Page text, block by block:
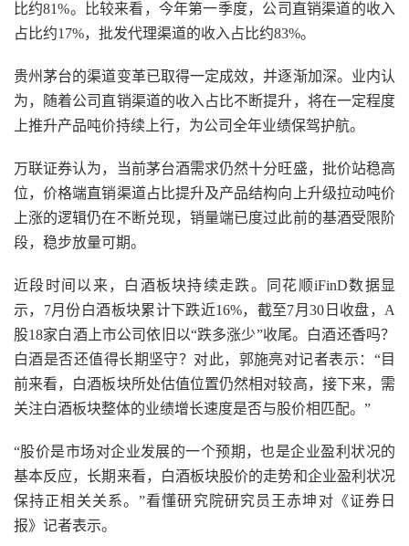
比约81%。比较来看，今年第一季度，公司直销渠道的收入
占比约17%，批发代理渠道的收入占比约83%。
贵州茅台的渠道变革已取得一定成效，并逐渐加深。业内认
为，随着公司直销渠道的收入占比不断提升，将在一定程度
上推升产品吨价持续上行，为公司全年业绩保驾护航。
万联证券认为，当前茅台酒需求仍然十分旺盛，批价站稳高
位，价格端直销渠道占比提升及产品结构向上升级拉动吨价
上涨的逻辑仍在不断兑现，销量端已度过此前的基酒受限阶
段，稳步放量可期。
近段时间以来，白酒板块持续走跌。同花顺iFinD数据显
示，7月份白酒板块累计下跌近16%，截至7月30日收盘，A
股18家白酒上市公司依旧以“跌多涨少”收尾。白酒还香吗？
白酒是否还值得长期坚守？对此，郭施亮对记者表示：“目
前来看，白酒板块所处估值位置仍然相对较高，接下来，需
关注白酒板块整体的业绩增长速度是否与股价相匹配。”
“股价是市场对企业发展的一个预期，也是企业盈利状况的
基本反应，长期来看，白酒板块股价的走势和企业盈利状况
保持正相关关系。”看懂研究院研究员王赤坤对《证券日
报》记者表示。